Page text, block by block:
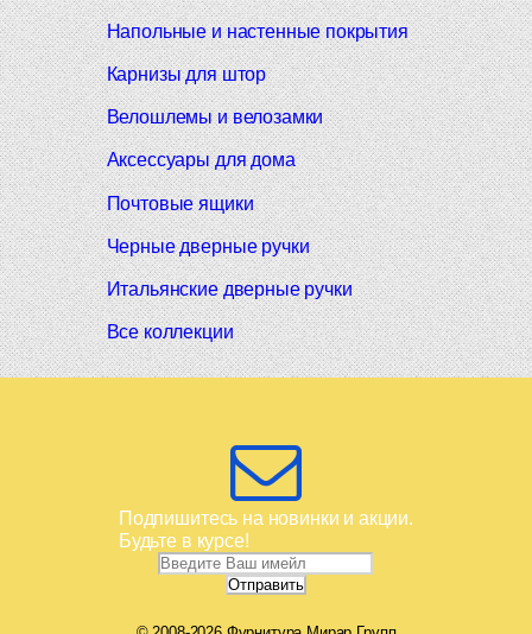
Напольные и настенные покрытия
Карнизы для штор
Велошлемы и велозамки
Аксессуары для дома
Почтовые ящики
Черные дверные ручки
Итальянские дверные ручки
Все коллекции
Подпишитесь на новинки и акции.
Будьте в курсе!